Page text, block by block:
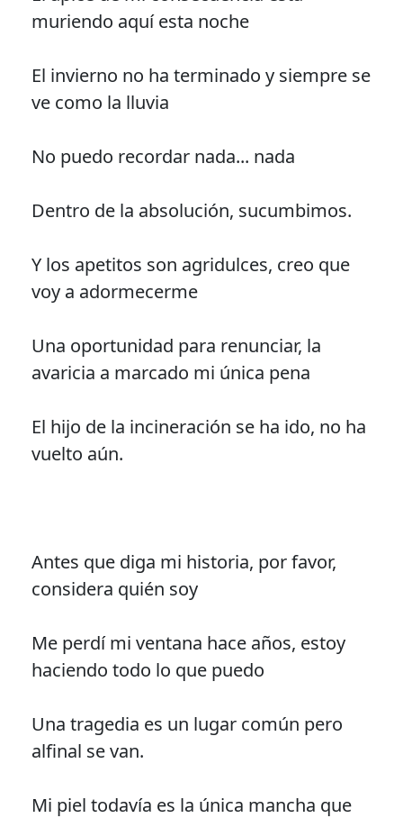
muriendo aquí esta noche
El invierno no ha terminado y siempre se
ve como la lluvia
No puedo recordar nada... nada
Dentro de la absolución, sucumbimos.
Y los apetitos son agridulces, creo que
voy a adormecerme
Una oportunidad para renunciar, la
avaricia a marcado mi única pena
El hijo de la incineración se ha ido, no ha
vuelto aún.
Antes que diga mi historia, por favor,
considera quién soy
Me perdí mi ventana hace años, estoy
haciendo todo lo que puedo
Una tragedia es un lugar común pero
alfinal se van.
Mi piel todavía es la única mancha que